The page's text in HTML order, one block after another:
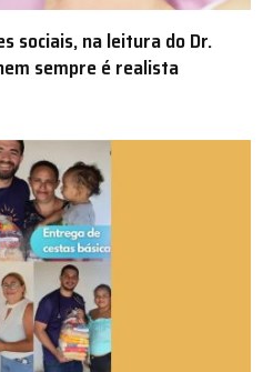
sociais, na leitura do Dr.
sempre é realista